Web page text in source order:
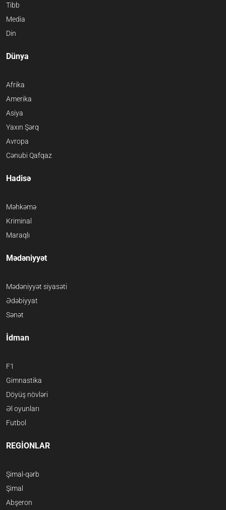
Tibb
Media
Din
Dünya
Afrika
Amerika
Asiya
Yaxın Şərq
Avropa
Cənubi Qafqaz
Hadisə
Məhkəmə
Kriminal
Maraqlı
Mədəniyyət
Mədəniyyət siyasəti
Ədəbiyyat
Sənət
İdman
F1
Gimnastika
Döyüş növləri
Əl oyunları
Futbol
REGİONLAR
Şimal-qərb
Şimal
Abşeron